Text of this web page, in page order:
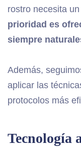
rostro necesita
prioridad es
siempre
Además,
aplicar las
protocolos más
Tecnología